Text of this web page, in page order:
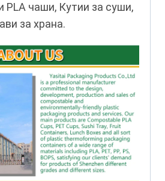
PLA чаши, Кутии за суши,
за храна.